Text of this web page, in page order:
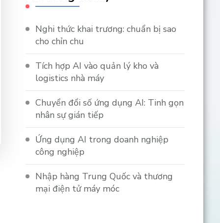
Nghi thức khai trương: chuẩn bị sao
cho chỉn chu
Tích hợp AI vào quản lý kho và
logistics nhà máy
Chuyển đổi số ứng dụng AI: Tinh gọn
nhân sự gián tiếp
Ứng dụng AI trong doanh nghiệp
công nghiệp
Nhập hàng Trung Quốc và thương
mại điện tử máy móc